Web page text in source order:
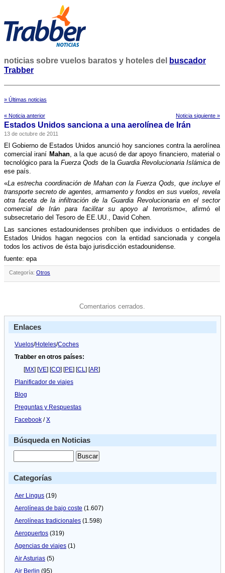
noticias sobre vuelos baratos y hoteles del
buscador
Trabber
» Últimas noticias
« Noticia anterior Noticia siguiente »
Estados Unidos sanciona a una aerolí­nea de Irán
13 de octubre de 2011
El Gobierno de Estados Unidos anunció hoy sanciones contra la aerolí­nea
comercial iraní­ Mahan, a la que acusó de dar apoyo financiero, material o
tecnológico para laFuerza Qods de la Guardia Revolucionaria Islámicade
ese paí­s.
«La estrecha coordinación de Mahan con la Fuerza Qods, que incluye el
transporte secreto de agentes, armamento y fondos en sus vuelos, revela
otra faceta de la infiltración de la Guardia Revolucionaria en el sector
comercial de Irán para facilitar su apoyo al terrorismo«, afirmó el
subsecretario del Tesoro de EE.UU., David Cohen.
Las sanciones estadounidenses prohí­ben que individuos o entidades de
Estados Unidos hagan negocios con la entidad sancionada y congela
todos los activos de ésta bajo jurisdicción estadounidense.
fuente: epa
Categoría: Otros
Comentarios cerrados.
Enlaces
Vuelos/Hoteles/Coches
Trabber en otros países:
[MX] [VE] [CO] [PE] [CL] [AR]
Planificador de viajes
Blog
Preguntas y Respuestas
Facebook /X
Búsqueda en Noticias
Categorías
Aer Lingus (19)
Aerolíneas de bajo coste (1.607)
Aerolíneas tradicionales (1.598)
Aeropuertos (319)
Agencias de viajes (1)
Air Asturias (5)
Air Berlin (95)